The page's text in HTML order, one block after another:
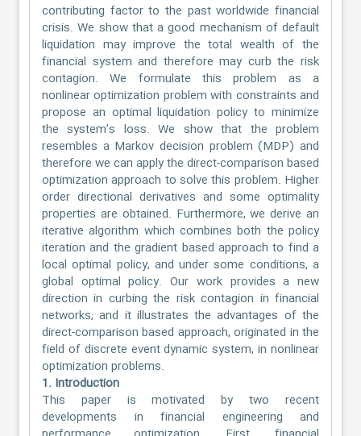
contributing factor to the past worldwide financial
crisis. We show that a good mechanism of default
liquidation may improve the total wealth of the
financial system and therefore may curb the risk
contagion. We formulate this problem as a
nonlinear optimization problem with constraints and
propose an optimal liquidation policy to minimize
the system’s loss. We show that the problem
resembles a Markov decision problem (MDP) and
therefore we can apply the direct-comparison based
optimization approach to solve this problem. Higher
order directional derivatives and some optimality
properties are obtained. Furthermore, we derive an
iterative algorithm which combines both the policy
iteration and the gradient based approach to find a
local optimal policy, and under some conditions, a
global optimal policy. Our work provides a new
direction in curbing the risk contagion in financial
networks; and it illustrates the advantages of the
direct-comparison based approach, originated in the
field of discrete event dynamic system, in nonlinear
optimization problems.
1. Introduction
This paper is motivated by two recent
developments in financial engineering and